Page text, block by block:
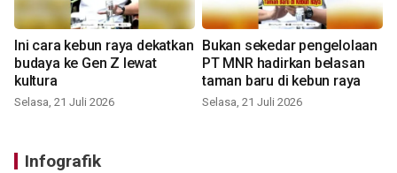
Ini cara kebun raya dekatkan
budaya ke Gen Z lewat
kultura
Selasa, 21 Juli 2026
Bukan sekedar pengelolaan
PT MNR hadirkan belasan
taman baru di kebun raya
Selasa, 21 Juli 2026
Infografik